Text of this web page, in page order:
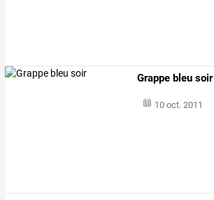
Grappe bleu soir
10 oct. 2011